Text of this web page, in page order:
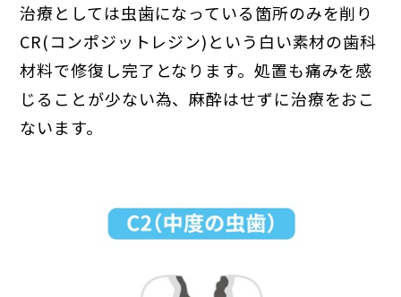
治療としては虫歯になっている箇所のみを削り
CR(コンポジットレジン)という白い素材の歯科
材料で修復し完了となります。処置も痛みを感
じることが少ない為、麻酔はせずに治療をおこ
ないます。